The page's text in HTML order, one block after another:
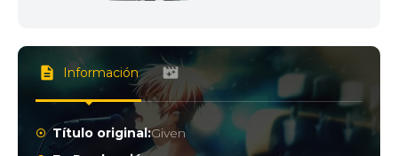
Información
Título original:Given